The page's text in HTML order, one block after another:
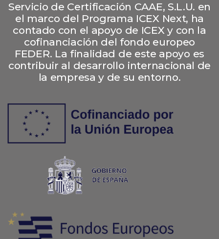
Servicio de Certificación CAAE, S.L.U. en
el marco del Programa ICEX Next, ha
contado con el apoyo de ICEX y con la
cofinanciación del fondo europeo
FEDER. La finalidad de este apoyo es
contribuir al desarrollo internacional de
la empresa y de su entorno.